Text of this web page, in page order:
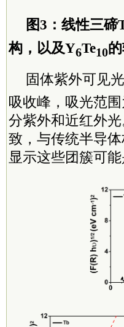
图3：线性三碲
构，以及Y6Te10
固体紫外可见
吸收峰，吸光范围
分紫外和近红外
致，与传统半导
显示这些团簇可